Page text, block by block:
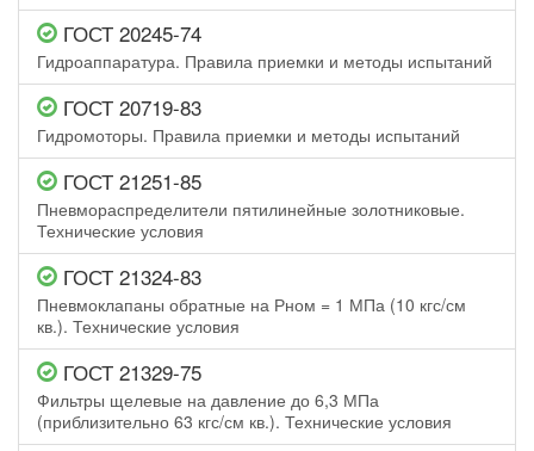
ГОСТ 20245-74
Гидроаппаратура. Правила приемки и методы испытаний
ГОСТ 20719-83
Гидромоторы. Правила приемки и методы испытаний
ГОСТ 21251-85
Пневмораспределители пятилинейные золотниковые.
Технические условия
ГОСТ 21324-83
Пневмоклапаны обратные на Рном = 1 МПа (10 кгс/см
кв.). Технические условия
ГОСТ 21329-75
Фильтры щелевые на давление до 6,3 МПа
(приблизительно 63 кгс/см кв.). Технические условия